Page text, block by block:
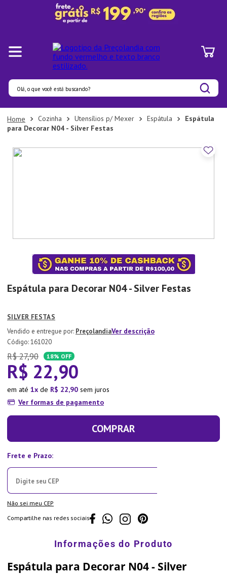
Olá, o que você está buscando?
Cozinha Utensílios p/ Mexer Espátula
Espátula
para Decorar N04 - Silver Festas
Espátula para Decorar N04 - Silver Festas
SILVER FESTAS
PreçolandiaVer descrição
:161020
R$ 27,90 18% OFF
R$ 22,90
em até 1 de R$ 22,90 sem juros
Ver formas de pagamento
COMPRAR
Não sei meu CEP
Compartilhe nas redes sociais
Espátula para Decorar N04 - Silver
Termos mais buscados
1 º
Pratos
2º
Panelas
7º
Xicara
Tapete
Aparelho Jantar
10º Lixeira